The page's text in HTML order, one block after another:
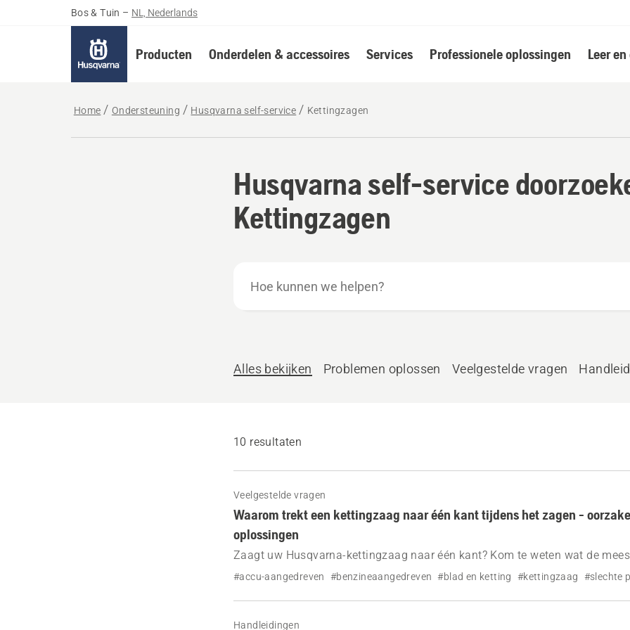
Bos & Tuin – NL, Nederlands
Producten Onderdelen & accessoires Services Professionele oplossingen Leer
Home Ondersteuning Husqvarna self-service Kettingzagen
Husqvarna self-service
Kettingzagen
kunnen
Alles bekijken Problemen oplossen Veelgestelde vragen
10 resultaten
Veelgestelde vragen
Waarom trekt een kettingzaag naar één kant tijdens het zagen -
oplossingen
Zaagt uw Husqvarna-kettingzaag naar één kant? Kom te weten wat de
oorzaken zijn - botte ketting, versleten zaagblad, onjuiste spanning - en hoe
#accu-aangedreven #benzineaangedreven #blad en ketting #kettingzaag #slechte
Handleidingen